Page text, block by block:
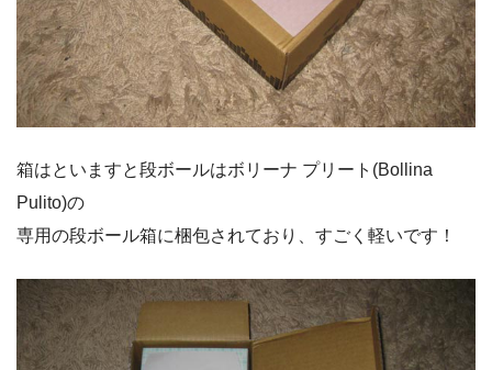
箱はといますと段ボールはボリーナ プリート(Bollina
Pulito)の
専用の段ボール箱に梱包されており、すごく軽いです！